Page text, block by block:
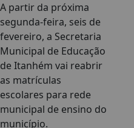
A partir da próxima
segunda-feira, seis de
fevereiro, a Secretaria
Municipal de Educação
de Itanhém vai reabrir
as matrículas
escolares para rede
municipal de ensino do
município.